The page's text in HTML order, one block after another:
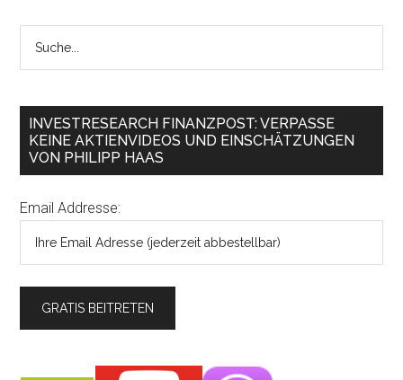
INVESTRESEARCH FINANZPOST: VERPASSE
KEINE AKTIENVIDEOS UND EINSCHÄTZUNGEN
VON PHILIPP HAAS
Email Addresse: